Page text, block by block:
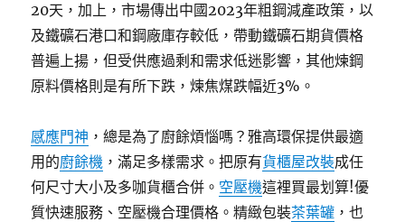
20天，加上，市場傳出中國2023年粗鋼減產政策，以
及鐵礦石港口和鋼廠庫存較低，帶動鐵礦石期貨價格
普遍上揚，但受供應過剩和需求低迷影響，其他煉鋼
原料價格則是有所下跌，煉焦煤跌幅近3%。
感應門神 ，總是為了廚餘煩惱嗎？雅高環保提供最適
用的廚餘機 ，滿足多樣需求。把原有貨櫃屋改裝成任
何尺寸大小及多咖貨櫃合併。 空壓機這裡買最划算!優
質快速服務、空壓機合理價格。精緻包裝茶葉罐 ，也